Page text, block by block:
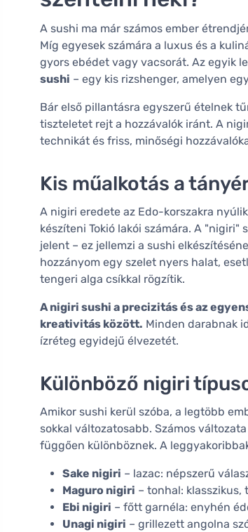
A sushi ma már számos ember
Míg egyesek számára a luxus és a
gyors ebédet vagy vacsorát. Az egyik
sushi – egy kis rizshenger, amelyen
Bár első pillantásra egyszerű ételnek
tiszteletet rejt a hozzávalók iránt. A
technikát és friss, minőségi
Kis műalkotás a
A nigiri eredete az Edo-korszakra
készíteni Tokió lakói számára. A "nigiri"
jelent – ez jellemzi a sushi
hozzányom egy szelet nyers halat,
tengeri alga csíkkal rögzítik.
A nigiri sushi a precizitás és az
kreativitás között. Minden darabnak
ízréteg egyidejű élvezetét.
Különböző nigiri
Amikor sushi kerül szóba, a legtöbb
sokkal változatosabb. Számos
függően különböznek. A
Sake nigiri – lazac: népszerű
Maguro nigiri – tonhal: klasszikus,
Ebi nigiri – főtt garnéla: enyhén
Unagi nigiri – grillezett angolna